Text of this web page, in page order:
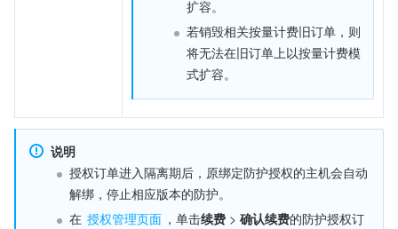
扩容。
若销毁相关按量计费旧订单，则
将无法在旧订单上以按量计费模
式扩容。
说明
授权订单进入隔离期后，原绑定防护授权的主机会自动
解绑，停止相应版本的防护。
在 授权管理页面 ，单击续费 > 确认续费的防护授权订